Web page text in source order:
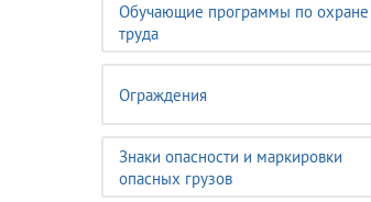
Обучающие программы по охране
труда
Ограждения
Знаки опасности и маркировки
опасных грузов